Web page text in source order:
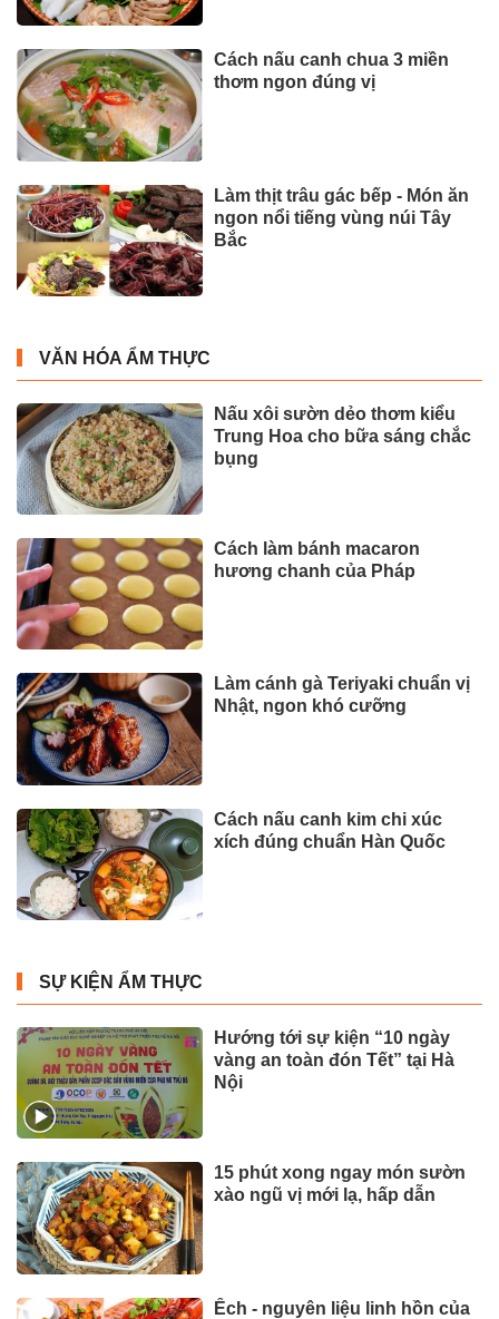
Cách nấu canh chua 3 miền
thơm ngon đúng vị
Làm thịt trâu gác bếp - Món ăn
ngon nổi tiếng vùng núi Tây
Bắc
VĂN HÓA ẨM THỰC
Nấu xôi sườn dẻo thơm kiểu
Trung Hoa cho bữa sáng chắc
bụng
Cách làm bánh macaron
hương chanh của Pháp
Làm cánh gà Teriyaki chuẩn vị
Nhật, ngon khó cưỡng
Cách nấu canh kim chi xúc
xích đúng chuẩn Hàn Quốc
SỰ KIỆN ẨM THỰC
Hướng tới sự kiện “10 ngày
vàng an toàn đón Tết” tại Hà
Nội
15 phút xong ngay món sườn
xào ngũ vị mới lạ, hấp dẫn
Ếch - nguyên liệu linh hồn của